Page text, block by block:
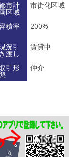
市計
区域
市街化区域
積率 200%
況引
き渡し
賃貸中
引形 仲介